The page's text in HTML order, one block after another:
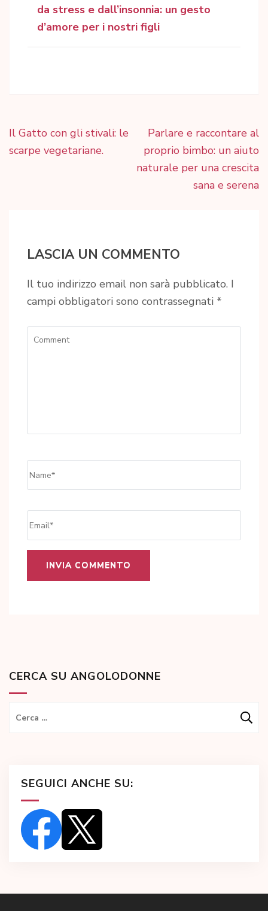
da stress e dall’insonnia: un gesto
d’amore per i nostri figli
Navigazione
articoli
Il Gatto con gli stivali: le
scarpe vegetariane.
Parlare e raccontare al
proprio bimbo: un aiuto
naturale per una crescita
sana e serena
LASCIA UN COMMENTO
Il tuo indirizzo email non sarà pubblicato. I
campi obbligatori sono contrassegnati *
Comment
CERCA SU ANGOLODONNE
Ricerca
SEGUICI ANCHE SU: